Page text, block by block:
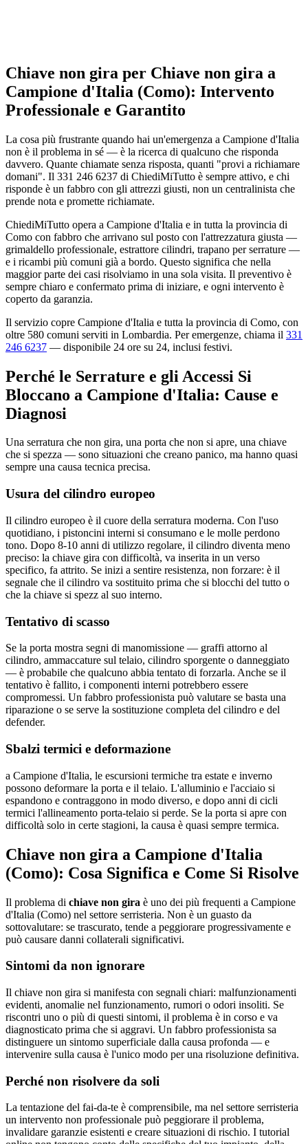
Chiave non gira per Chiave non gira a
Campione d'Italia (Como): Intervento
Professionale e Garantito
La cosa più frustrante quando hai un'emergenza a Campione d'Italia
non è il problema in sé — è la ricerca di qualcuno che risponda
davvero. Quante chiamate senza risposta, quanti "provi a richiamare
domani". Il 331 246 6237 di ChiediMiTutto è sempre attivo, e chi
risponde è un fabbro con gli attrezzi giusti, non un centralinista che
prende nota e promette richiamate.
ChiediMiTutto opera a Campione d'Italia e in tutta la provincia di
Como con fabbro che arrivano sul posto con l'attrezzatura giusta —
grimaldello professionale, estrattore cilindri, trapano per serrature —
e i ricambi più comuni già a bordo. Questo significa che nella
maggior parte dei casi risolviamo in una sola visita. Il preventivo è
sempre chiaro e confermato prima di iniziare, e ogni intervento è
coperto da garanzia.
Il servizio copre Campione d'Italia e tutta la provincia di Como, con
oltre 580 comuni serviti in Lombardia. Per emergenze, chiama il 331
246 6237 — disponibile 24 ore su 24, inclusi festivi.
Perché le Serrature e gli Accessi Si
Bloccano a Campione d'Italia: Cause e
Diagnosi
Una serratura che non gira, una porta che non si apre, una chiave
che si spezza — sono situazioni che creano panico, ma hanno quasi
sempre una causa tecnica precisa.
Usura del cilindro europeo
Il cilindro europeo è il cuore della serratura moderna. Con l'uso
quotidiano, i pistoncini interni si consumano e le molle perdono
tono. Dopo 8-10 anni di utilizzo regolare, il cilindro diventa meno
preciso: la chiave gira con difficoltà, va inserita in un verso
specifico, fa attrito. Se inizi a sentire resistenza, non forzare: è il
segnale che il cilindro va sostituito prima che si blocchi del tutto o
che la chiave si spezz al suo interno.
Tentativo di scasso
Se la porta mostra segni di manomissione — graffi attorno al
cilindro, ammaccature sul telaio, cilindro sporgente o danneggiato
— è probabile che qualcuno abbia tentato di forzarla. Anche se il
tentativo è fallito, i componenti interni potrebbero essere
compromessi. Un fabbro professionista può valutare se basta una
riparazione o se serve la sostituzione completa del cilindro e del
defender.
Sbalzi termici e deformazione
a Campione d'Italia, le escursioni termiche tra estate e inverno
possono deformare la porta e il telaio. L'alluminio e l'acciaio si
espandono e contraggono in modo diverso, e dopo anni di cicli
termici l'allineamento porta-telaio si perde. Se la porta si apre con
difficoltà solo in certe stagioni, la causa è quasi sempre termica.
Chiave non gira a Campione d'Italia
(Como): Cosa Significa e Come Si Risolve
Il problema di chiave non gira è uno dei più frequenti a Campione
d'Italia (Como) nel settore serristeria. Non è un guasto da
sottovalutare: se trascurato, tende a peggiorare progressivamente e
può causare danni collaterali significativi.
Sintomi da non ignorare
Il chiave non gira si manifesta con segnali chiari: malfunzionamenti
evidenti, anomalie nel funzionamento, rumori o odori insoliti. Se
riscontri uno o più di questi sintomi, il problema è in corso e va
diagnosticato prima che si aggravi. Un fabbro professionista sa
distinguere un sintomo superficiale dalla causa profonda — e
intervenire sulla causa è l'unico modo per una risoluzione definitiva.
Perché non risolvere da soli
La tentazione del fai-da-te è comprensibile, ma nel settore serristeria
un intervento non professionale può peggiorare il problema,
invalidare garanzie esistenti e creare situazioni di rischio. I tutorial